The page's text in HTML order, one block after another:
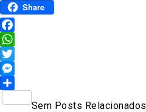
Share
Facebook
WhatsApp
Twitter
Messenger
Sem Posts Relacionados